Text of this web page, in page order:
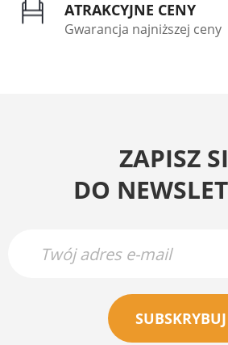
ATRAKCYJNE CENY
Gwarancja najniższej ceny
ZAPISZ
DO
SUBSKRYBUJ